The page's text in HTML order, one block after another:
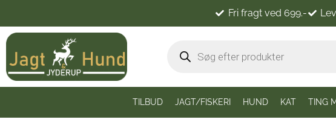
Fri fragt ved 699.-
TILBUD JAGT/FISKERI HUND KAT TING